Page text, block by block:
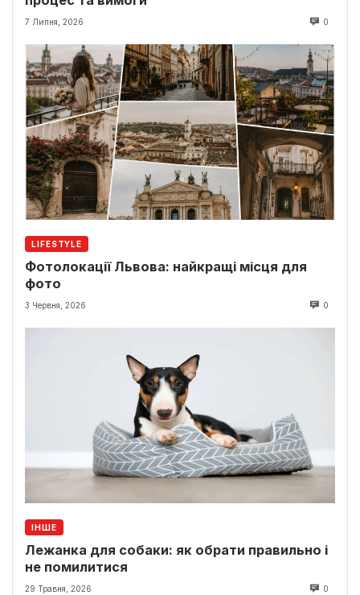
7 Липня, 2026 0
LIFESTYLE
Фотолокації Львова: найкращі місця для
фото
3 Червня, 2026 0
ІНШЕ
Лежанка для собаки: як обрати правильно і
не помилитися
29 Травня, 2026 0